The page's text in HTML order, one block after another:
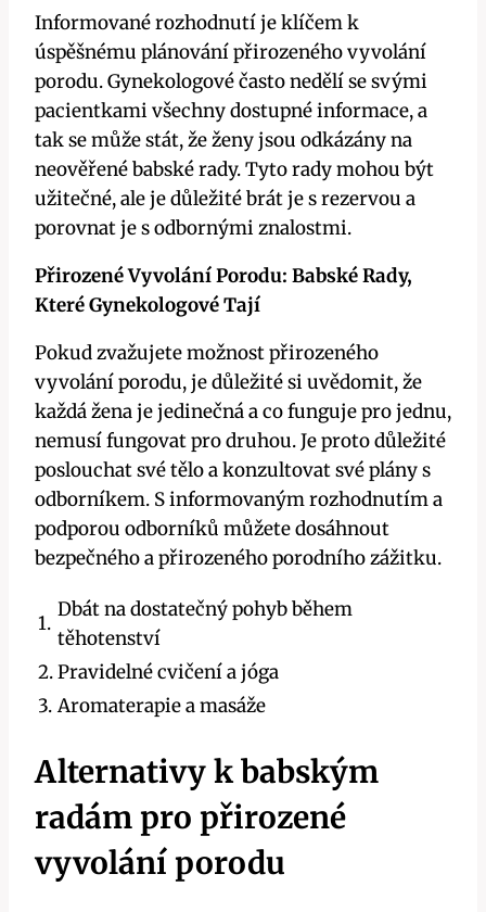
Informované rozhodnutí je klíčem k
úspěšnému plánování přirozeného vyvolání
porodu. Gynekologové často nedělí se svými
pacientkami všechny dostupné informace, a
tak se může stát, že ženy jsou odkázány na
neověřené babské rady. Tyto rady mohou být
užitečné, ale je důležité brát je s rezervou a
porovnat je s odbornými znalostmi.
Přirozené Vyvolání Porodu: Babské Rady,
Které Gynekologové Tají
Pokud zvažujete možnost přirozeného
vyvolání porodu, je důležité si uvědomit, že
každá žena je jedinečná a co funguje pro jednu,
nemusí fungovat pro druhou. Je proto důležité
poslouchat své tělo a konzultovat své plány s
odborníkem. S informovaným rozhodnutím a
podporou odborníků můžete dosáhnout
bezpečného a přirozeného porodního zážitku.
1.
Dbát na dostatečný pohyb během
těhotenství
2.Pravidelné cvičení a jóga
3. Aromaterapie a masáže
Alternativy k babským
radám pro přirozené
vyvolání porodu